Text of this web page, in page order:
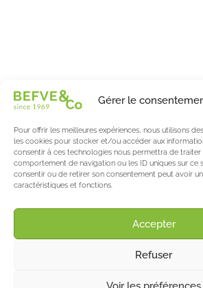
Gérer le
Pour offrir les meilleures expériences, nous utilisons
les cookies pour stocker et/ou accéder aux
consentir à ces technologies nous permettra de
comportement de navigation ou les ID uniques sur ce
consentir ou de retirer son consentement peut avoir
caractéristiques et fonctions.
Accepter
Refuser
À Propos
Nos partenaires
Actualités & Evènements
Le blog de l’asperge & des berries
Salon International Asparagus Days